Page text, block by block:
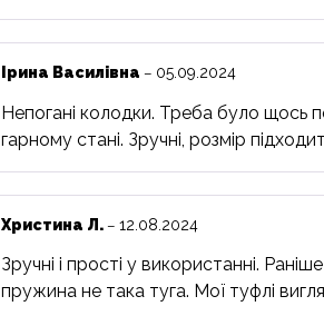
Ірина Василівна – 05.09.2024
Непогані колодки. Треба було щось
гарному стані. Зручні, розмір
Христина Л. – 12.08.2024
Зручні і прості у використанні.
пружина не така туга. Мої туфлі